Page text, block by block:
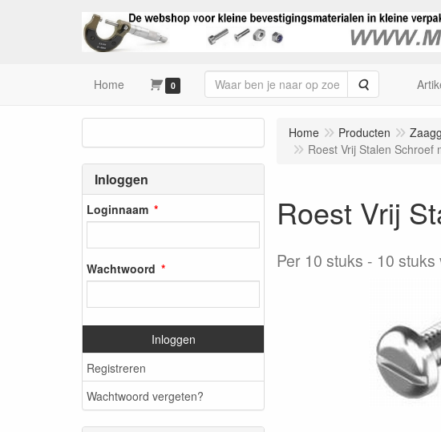
Home 0 Zoeken
Inloggen
Loginnaam
Wachtwoord
Inloggen
Registreren
Wachtwoord vergeten?
Home Producten
Roest Vrij Stalen Schroef
Roest Vrij
Per 10 stuks 10